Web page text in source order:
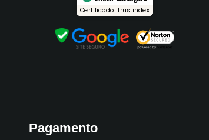
Certificado: Trustindex
Pagamento